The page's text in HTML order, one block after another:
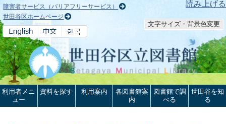
本文へ 読み上げる
障害者サービス（バリアフリーサービス）
世田谷区ホームページ
文字サイズ・背景色変更
利用者メニ
ュー
資料を探す 利用案内
各図書館案
内
図書館で調
べる
世田谷を知
る